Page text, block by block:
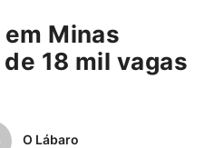
Minas
18 mil vagas
O Lábaro